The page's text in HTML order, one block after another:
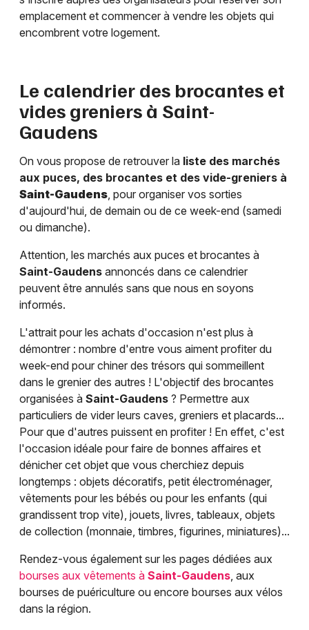
emplacement et commencer à vendre les objets qui
encombrent votre logement.
Le calendrier des brocantes et
vides greniers à Saint-
Gaudens
On vous propose de retrouver la liste des marchés
aux puces, des brocantes et des vide-greniers à
Saint-Gaudens, pour organiser vos sorties
d'aujourd'hui, de demain ou de ce week-end (samedi
ou dimanche).
Attention, les marchés aux puces et brocantes à
Saint-Gaudens annoncés dans ce calendrier
peuvent être annulés sans que nous en soyons
informés.
L'attrait pour les achats d'occasion n'est plus à
démontrer : nombre d'entre vous aiment profiter du
week-end pour chiner des trésors qui sommeillent
dans le grenier des autres ! L'objectif des brocantes
organisées à Saint-Gaudens ? Permettre aux
particuliers de vider leurs caves, greniers et placards...
Pour que d'autres puissent en profiter ! En effet, c'est
l'occasion idéale pour faire de bonnes affaires et
dénicher cet objet que vous cherchiez depuis
longtemps : objets décoratifs, petit électroménager,
vêtements pour les bébés ou pour les enfants (qui
grandissent trop vite), jouets, livres, tableaux, objets
de collection (monnaie, timbres, figurines, miniatures)...
Rendez-vous également sur les pages dédiées aux
bourses aux vêtements à Saint-Gaudens, aux
bourses de puériculture ou encore bourses aux vélos
dans la région.